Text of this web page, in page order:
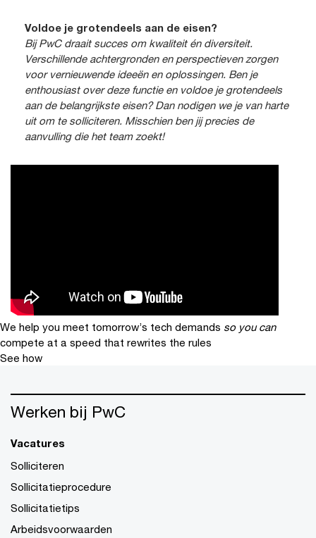
Voldoe je grotendeels aan de eisen?
Bij PwC draait succes om kwaliteit én diversiteit.
Verschillende achtergronden en perspectieven zorgen
voor vernieuwende ideeën en oplossingen. Ben je
enthousiast over deze functie en voldoe je grotendeels
aan de belangrijkste eisen? Dan nodigen we je van harte
uit om te solliciteren. Misschien ben jij precies de
aanvulling die het team zoekt!
We help you meet tomorrow’s tech demands so you can
compete at a speed that rewrites the rules
See how
Werken bij PwC
Vacatures
Solliciteren
Sollicitatieprocedure
Sollicitatietips
Arbeidsvoorwaarden